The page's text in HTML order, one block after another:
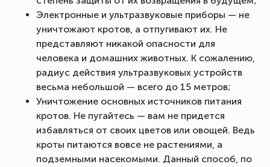
Электронные и ультразвуковые приборы — не
уничтожают кротов, а отпугивают их. Не
представляют никакой опасности для
человека и домашних животных. К сожалению,
радиус действия ультразвуковых устройств
весьма небольшой — всего до 15 метров;
Уничтожение основных источников питания
кротов. Не пугайтесь — вам не придется
избавляться от своих цветов или овощей. Ведь
кроты питаются вовсе не растениями, а
подземными насекомыми. Данный способ, по